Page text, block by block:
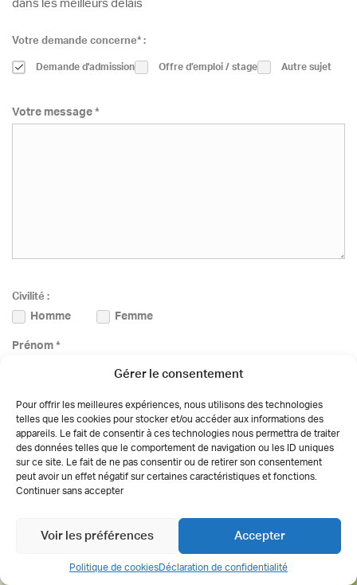
Gérer le consentement
Pour offrir les meilleures expériences, nous utilisons des technologies
telles que les cookies pour stocker et/ou accéder aux informations des
appareils. Le fait de consentir à ces technologies nous permettra de traiter
des données telles que le comportement de navigation ou les ID uniques
sur ce site. Le fait de ne pas consentir ou de retirer son consentement
peut avoir un effet négatif sur certaines caractéristiques et fonctions.
Continuer sans accepter
Accepter
Voir les préférences
Politique de cookiesDéclaration de confidentialité
dans les meilleurs délais
Votre demande concerne* :
Demande d'admission Offre d’emploi / stage Autre sujet
Votre message *
Civilité :
Homme
Femme
Nom *
Prénom *
E-mail *
Téléphone *